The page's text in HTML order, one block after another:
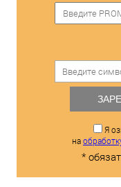
Я
на
*